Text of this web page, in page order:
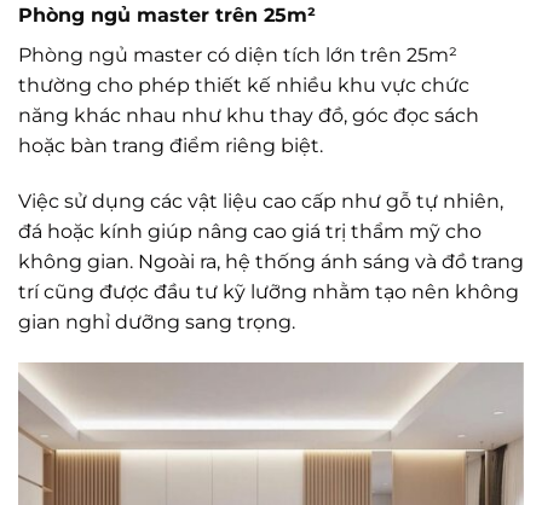
Phòng ngủ master trên 25m²
Phòng ngủ master có diện tích lớn trên 25m²
thường cho phép thiết kế nhiều khu vực chức
năng khác nhau như khu thay đồ, góc đọc sách
hoặc bàn trang điểm riêng biệt.
Việc sử dụng các vật liệu cao cấp như gỗ tự nhiên,
đá hoặc kính giúp nâng cao giá trị thẩm mỹ cho
không gian. Ngoài ra, hệ thống ánh sáng và đồ trang
trí cũng được đầu tư kỹ lưỡng nhằm tạo nên không
gian nghỉ dưỡng sang trọng.